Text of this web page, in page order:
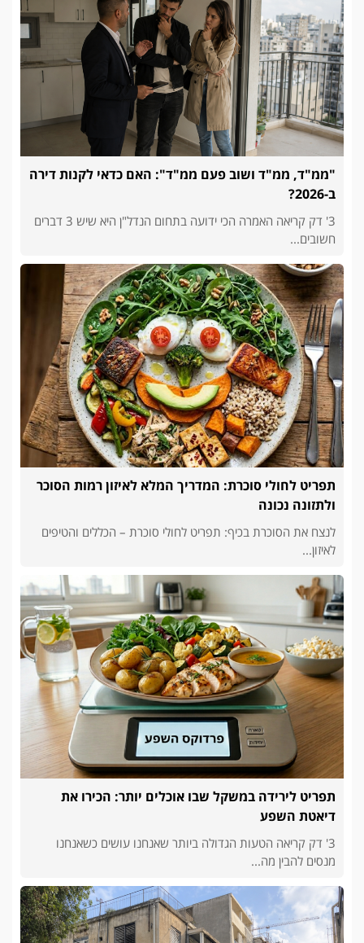
"ממ"ד, ממ"ד ושוב פעם ממ"ד": האם כדאי לקנות דירה
ב-2026?
3' דק קריאה האמרה הכי ידועה בתחום הנדל"ן היא שיש 3 דברים
חשובים...
תפריט לחולי סוכרת: המדריך המלא לאיזון רמות הסוכר
ולתזונה נכונה
לנצח את הסוכרת בכיף: תפריט לחולי סוכרת – הכללים והטיפים
לאיזון...
תפריט לירידה במשקל שבו אוכלים יותר: הכירו את
דיאטת השפע
3' דק קריאה הטעות הגדולה ביותר שאנחנו עושים כשאנחנו
מנסים להבין מה...